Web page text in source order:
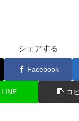
シェアする
Facebook
LINE コ